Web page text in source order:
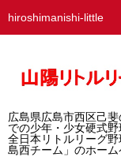
hiroshimanishi-little
広島県広島市西区己
での少年・少女硬式
全日本リトルリーグ
島西チーム」のホーム
広島西チームとは
選手募集／体験・